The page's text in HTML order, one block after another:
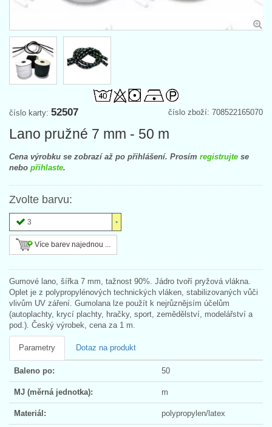
číslo zboží: 708522165070
číslo karty: 52507
Lano pružné 7 mm - 50 m
Cena výrobku se zobrazí až po přihlášení. Prosím registrujte se
nebo přihlaste.
Zvolte barvu:
3
Více barev najednou ...
Gumové lano, šířka 7 mm, tažnost 90%. Jádro tvoří pryžová vlákna.
Oplet je z polypropylénových technických vláken, stabilizovaných vůči
vlivům UV záření. Gumolana lze použít k nejrůznějsím účelům
(autoplachty, krycí plachty, hračky, sport, zemědělství, modelářství a
pod.). Český výrobek, cena za 1 m.
Parametry Dotaz na produkt
Baleno po: 50
MJ (měrná jednotka): m
Materiál: polypropylen/latex